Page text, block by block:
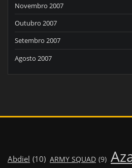
Novembro 2007
Outubro 2007
Setembro 2007
Agosto 2007
Abdiel (10) ARMY SQUAD (9)